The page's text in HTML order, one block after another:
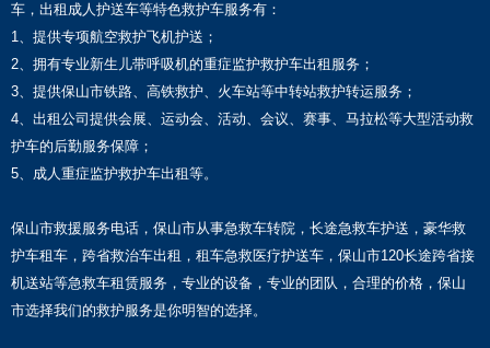
车，出租成人护送车等特色救护车服务有：
1、提供专项航空救护飞机护送；
2、拥有专业新生儿带呼吸机的重症监护救护车出租服务；
3、提供保山市铁路、高铁救护、火车站等中转站救护转运服务；
4、出租公司提供会展、运动会、活动、会议、赛事、马拉松等大型活动救
护车的后勤服务保障；
5、成人重症监护救护车出租等。
保山市救援服务电话，保山市从事急救车转院，长途急救车护送，豪华救
护车租车，跨省救治车出租，租车急救医疗护送车，保山市120长途跨省接
机送站等急救车租赁服务，专业的设备，专业的团队，合理的价格，保山
市选择我们的救护服务是你明智的选择。